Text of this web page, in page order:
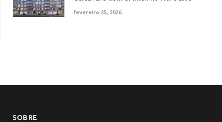
fevereiro 25, 2026
SOBRE